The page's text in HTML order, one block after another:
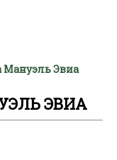
Мануэль Эвиа
ЭВИА